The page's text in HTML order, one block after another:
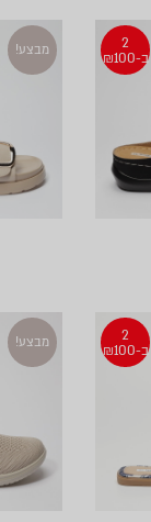
2
ב-₪100
מבצע!
2
ב-₪100
מבצע!